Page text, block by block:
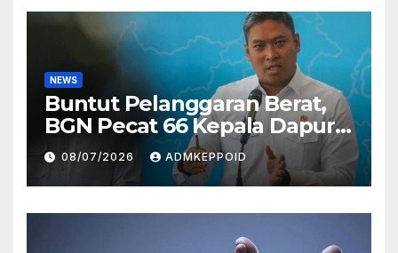
NEWS
Buntut Pelanggaran Berat,
BGN Pecat 66 Kepala Dapur
MBG dan Ungkap Alasannya
08/07/2026 ADMKEPPOID